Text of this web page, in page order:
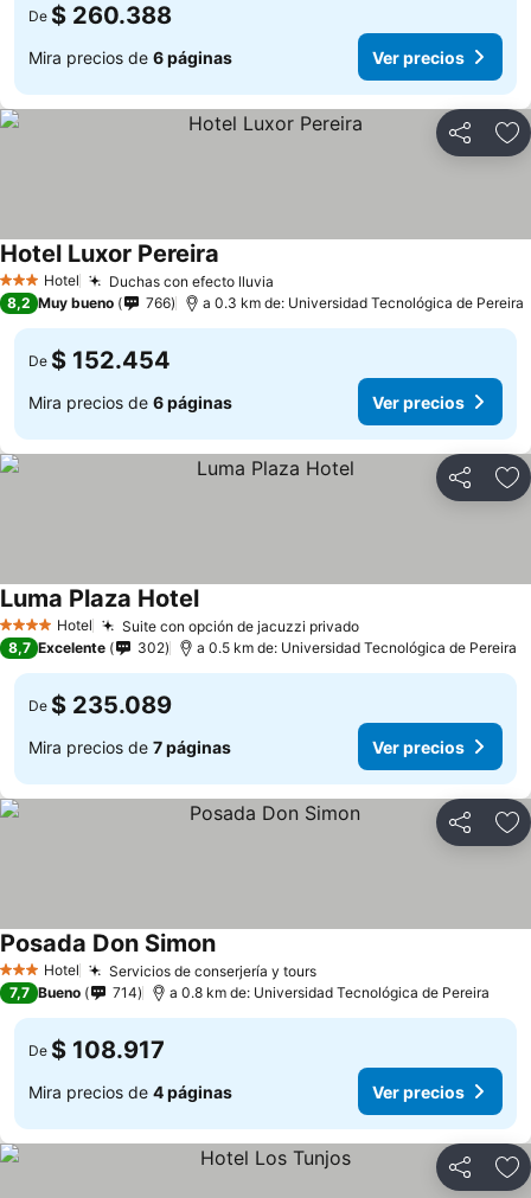
De $ 260.388
Mira precios de 6 páginas Ver precios
Compartir
3 Estrellas
Hotel Duchas con efecto lluvia
Hotel Luxor Pereira
8,2 Muy bueno 766 a 0.3 km de: Universidad Tecnológica de Pereira
De $ 152.454
Mira precios de 6 páginas Ver precios
Compartir
4 EstrellasHotel Suite con opción de jacuzzi privado
Luma Plaza Hotel
8,7 Excelente 302 a 0.5 km de: Universidad Tecnológica de Pereira
De $ 235.089
Mira precios de 7 páginas Ver precios
Compartir
3 Estrellas
Hotel Servicios de conserjería y tours
Posada Don Simon
7,7 Bueno 714 a 0.8 km de: Universidad Tecnológica de Pereira
De $ 108.917
Mira precios de 4 páginas Ver precios
Compartir